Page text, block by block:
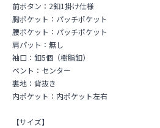
前ボタン：2釦1掛け仕様
胸ポケット：パッチポケット
腰ポケット：パッチポケット
肩パット：無し
袖口：釦5個（樹脂釦）
ベント：センター
裏地：背抜き
内ポケット：内ポケット左右
【サイズ】